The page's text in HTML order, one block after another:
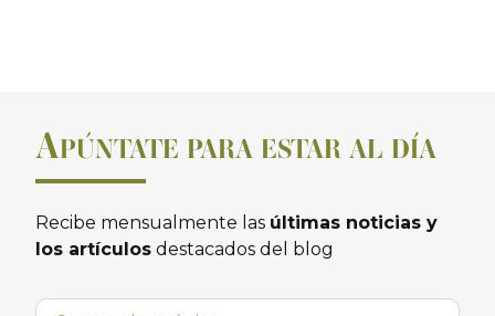
APÚNTATE PARA ESTAR AL DÍA
Recibe mensualmente las últimas noticias y
los artículos destacados del blog